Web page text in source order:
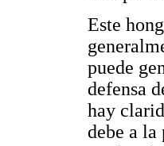
Este
puede
defensa
hay
debe a la